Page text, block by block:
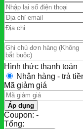
Hình thức thanh toán
Nhận hàng - trả
Mã giảm giá
Áp dụng
Coupon: -
Tổng: